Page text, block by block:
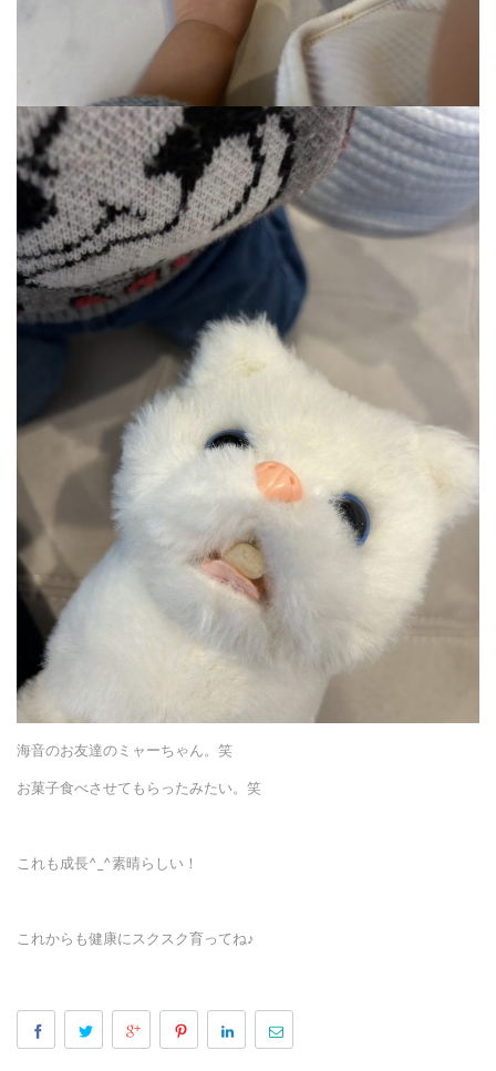
海音のお友達のミャーちゃん。笑
お菓子食べさせてもらったみたい。笑
これも成長^_^素晴らしい！
これからも健康にスクスク育ってね♪